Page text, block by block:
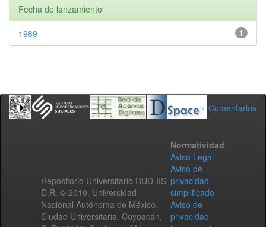
Fecha de lanzamiento
1
1989
Comentarios
Repositorio Universitario RUD-IIS
D.R. © 2010. Universidad
Nacional Autónoma de México.
Ciudad Universitaria, Coyoacán,
Normatividad
Aviso Legal
Aviso de
privacidad
simplificado
Aviso de
privacidad